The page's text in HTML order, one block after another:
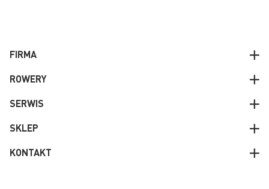
FIRMA
ROWERY
SERWIS
SKLEP
KONTAKT